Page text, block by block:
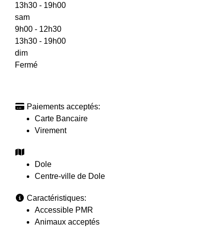
13h30 - 19h00
sam
9h00 - 12h30
13h30 - 19h00
dim
Fermé
Paiements acceptés:
Carte Bancaire
Virement
Dole
Centre-ville de Dole
Caractéristiques:
Accessible PMR
Animaux acceptés